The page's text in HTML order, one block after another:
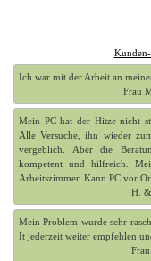
Ich war mit der Arbeit an
Frau
Mein PC hat der Hitze nicht
Alle Versuche, ihn wieder
vergeblich. Aber die
kompetent und hilfreich.
Arbeitszimmer. Kann PC vor
H. &
Mein Problem wurde sehr
It jederzeit weiter empfehlen